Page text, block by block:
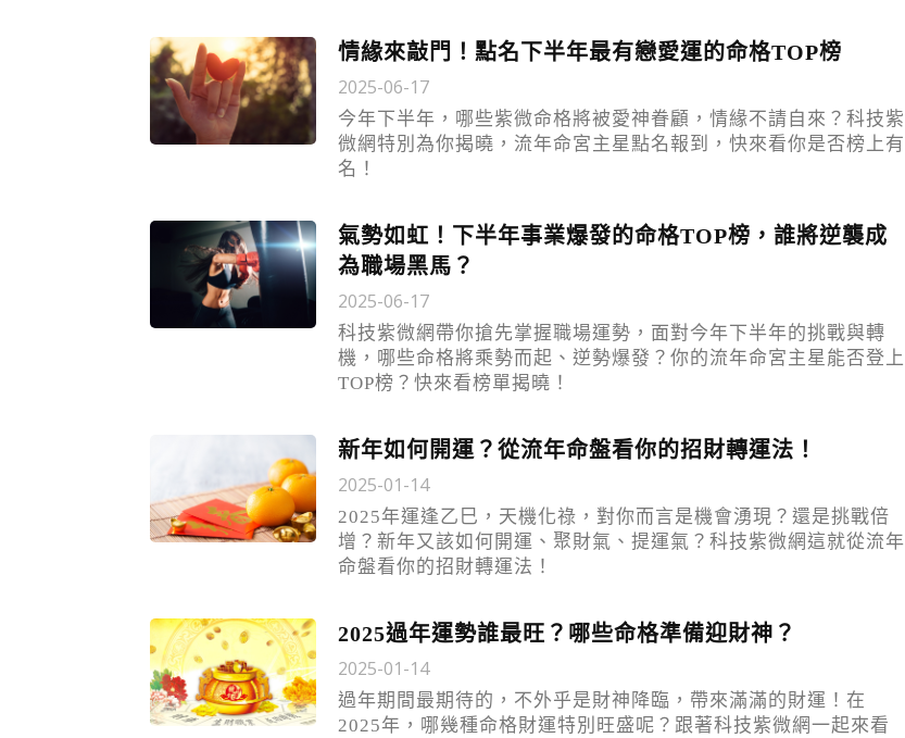
情緣來敲門！點名下半年最有戀愛運的命格TOP榜
2025-06-17
今年下半年，哪些紫微命格將被愛神眷顧，情緣不請自來？科技紫
微網特別為你揭曉，流年命宮主星點名報到，快來看你是否榜上有
名！
氣勢如虹！下半年事業爆發的命格TOP榜，誰將逆襲成
為職場黑馬？
2025-06-17
科技紫微網帶你搶先掌握職場運勢，面對今年下半年的挑戰與轉
機，哪些命格將乘勢而起、逆勢爆發？你的流年命宮主星能否登上
TOP榜？快來看榜單揭曉！
新年如何開運？從流年命盤看你的招財轉運法！
2025-01-14
2025年運逢乙巳，天機化祿，對你而言是機會湧現？還是挑戰倍
增？新年又該如何開運、聚財氣、提運氣？科技紫微網這就從流年
命盤看你的招財轉運法！
2025過年運勢誰最旺？哪些命格準備迎財神？
2025-01-14
過年期間最期待的，不外乎是財神降臨，帶來滿滿的財運！在
2025年，哪幾種命格財運特別旺盛呢？跟著科技紫微網一起來看